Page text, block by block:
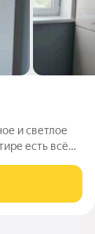
и светлое
есть всё
домe